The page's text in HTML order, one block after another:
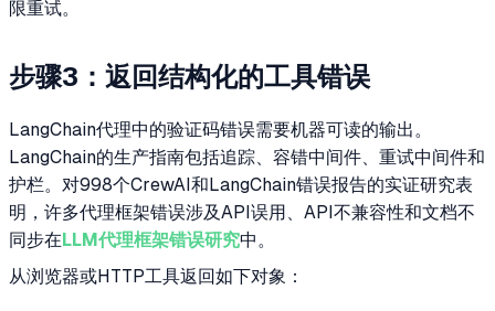
限重试。
步骤3：返回结构化的工具错误
LangChain代理中的验证码错误需要机器可读的输出。
LangChain的生产指南包括追踪、容错中间件、重试中间件和
护栏。对998个CrewAI和LangChain错误报告的实证研究表
明，许多代理框架错误涉及API误用、API不兼容性和文档不
同步在LLM代理框架错误研究中。
从浏览器或HTTP工具返回如下对象：